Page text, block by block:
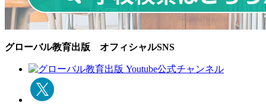
グローバル教育出版 オフィシャルSNS